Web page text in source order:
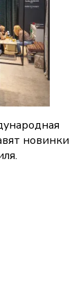
новинки